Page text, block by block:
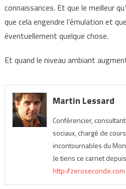
connaissances. Et que le meilleur
que cela engendre l’émulation et
éventuellement quelque chose.
Et quand le niveau ambiant
Martin Lessard
Conférencier,
sociaux, chargé de
incontournables du
Je tiens ce carnet
http://zeroseconde.com